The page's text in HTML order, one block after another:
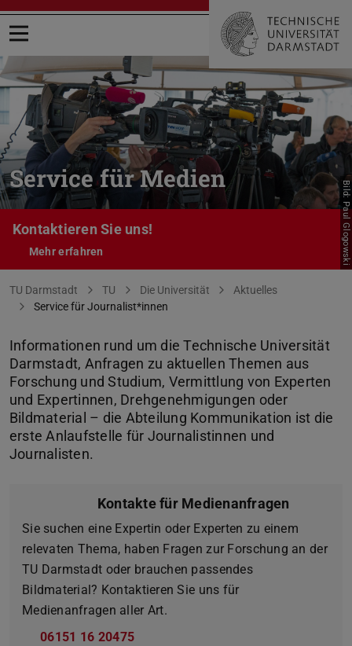
Menü öffnen
Service für Medien
Kontaktieren Sie uns!
Mehr erfahren Bild: Paul Glogowski
Sie befinden sich hier:
TU Darmstadt TU Die Universität
Aktuelles
Service für Journalist*innen
Informationen rund um die Technische Universität
Darmstadt, Anfragen zu aktuellen Themen aus
Forschung und Studium, Vermittlung von Experten
und Expertinnen, Drehgenehmigungen oder
Bildmaterial – die Abteilung Kommunikation ist die
erste Anlaufstelle für Journalistinnen und
Journalisten.
Kontakte für Medienanfragen
Sie suchen eine Expertin oder Experten zu einem
relevaten Thema, haben Fragen zur Forschung an der
TU Darmstadt oder brauchen passendes
Bildmaterial? Kontaktieren Sie uns für
Medienanfragen aller Art.
06151 16 20475